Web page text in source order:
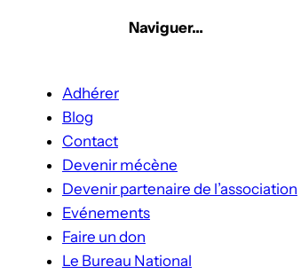
Naviguer…
Adhérer
Blog
Contact
Devenir mécène
Devenir partenaire de l’association
Evénements
Faire un don
Le Bureau National